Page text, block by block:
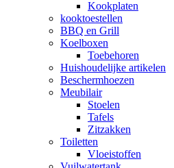
Kookplaten
kooktoestellen
BBQ en Grill
Koelboxen
Toebehoren
Huishoudelijke artikelen
Beschermhoezen
Meubilair
Stoelen
Tafels
Zitzakken
Toiletten
Vloeistoffen